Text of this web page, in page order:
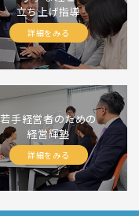
立ち上げ指導
詳細をみる
若手経営者のための
経営輝塾
詳細をみる